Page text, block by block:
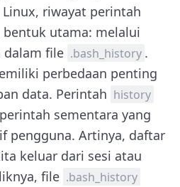
riwayat perintah
utama: melalui
dalam file .bash_history .
perbedaan penting
data. Perintah history
sementara yang
pengguna. Artinya, daftar
keluar dari sesi atau
file .bash_history